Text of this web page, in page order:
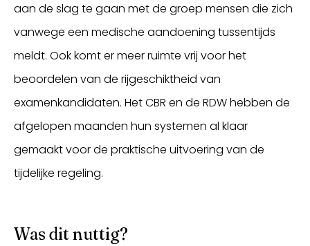
aan de slag te gaan met de groep mensen die zich
vanwege een medische aandoening tussentijds
meldt. Ook komt er meer ruimte vrij voor het
beoordelen van de rijgeschiktheid van
examenkandidaten. Het CBR en de RDW hebben de
afgelopen maanden hun systemen al klaar
gemaakt voor de praktische uitvoering van de
tijdelijke regeling.
Was dit nuttig?